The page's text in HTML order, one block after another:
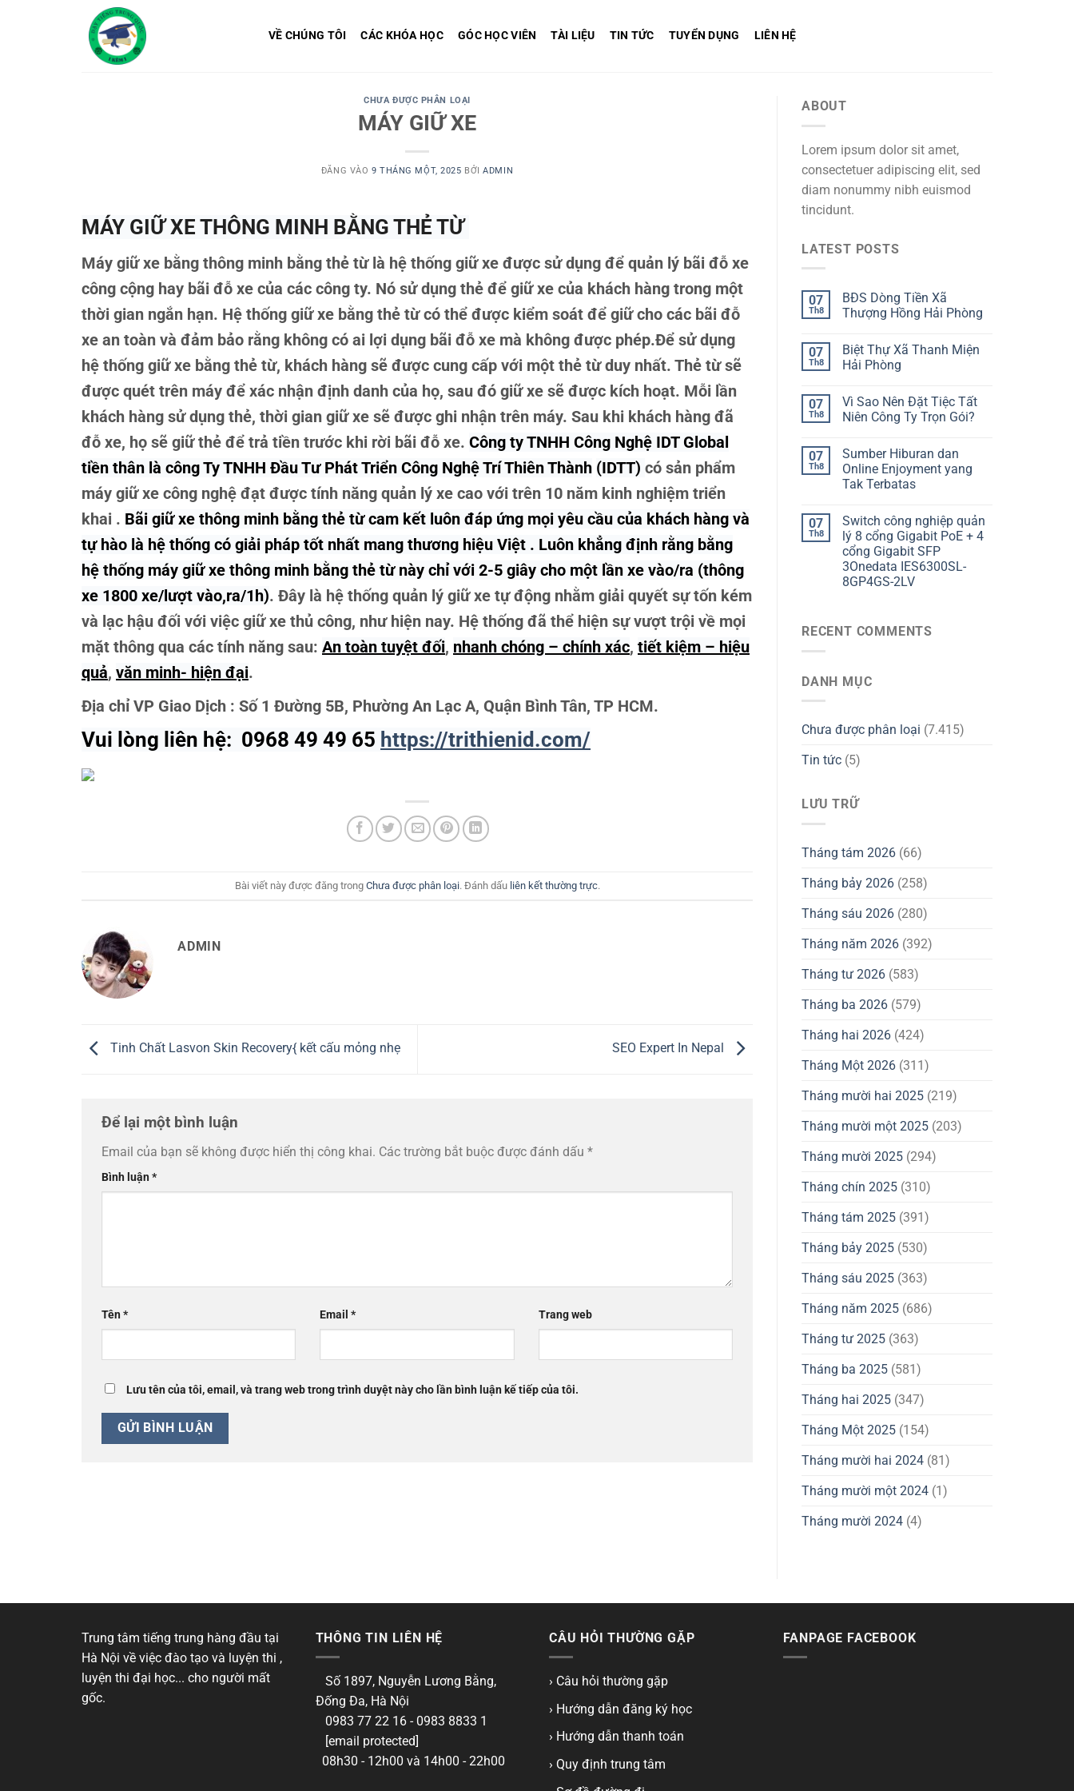
VỀ CHÚNG TÔI CÁC KHÓA HỌC GÓC HỌC VIÊN TÀI LIỆU TIN TỨC TUYỂN DỤNG LIÊN HỆ
CHƯA ĐƯỢC PHÂN LOẠI
MÁY GIỮ XE
ĐĂNG VÀO 9 THÁNG MỘT, 2025 BỞIADMIN
MÁY GIỮ XE THÔNG MINH BẰNG THẺ TỪ
Máy giữ xe bằng thông minh bằng thẻ từ là hệ thống giữ xe được sử dụng để quản lý bãi đỗ xe
công cộng hay bãi đỗ xe của các công ty. Nó sử dụng thẻ để giữ xe của khách hàng trong một
thời gian ngắn hạn. Hệ thống giữ xe bằng thẻ từ có thể được kiểm soát để giữ cho các bãi đỗ
xe an toàn và đảm bảo rằng không có ai lợi dụng bãi đỗ xe mà không được phép.Để sử dụng
hệ thống giữ xe bằng thẻ từ, khách hàng sẽ được cung cấp với một thẻ từ duy nhất. Thẻ từ sẽ
được quét trên máy để xác nhận định danh của họ, sau đó giữ xe sẽ được kích hoạt. Mỗi lần
khách hàng sử dụng thẻ, thời gian giữ xe sẽ được ghi nhận trên máy. Sau khi khách hàng đã
đỗ xe, họ sẽ giữ thẻ để trả tiền trước khi rời bãi đỗ xe. Công ty TNHH Công Nghệ IDT Global
tiền thân là công Ty TNHH Đầu Tư Phát Triển Công Nghệ Trí Thiên Thành (IDTT) có sản phẩm
máy giữ xe công nghệ đạt được tính năng quản lý xe cao với trên 10 năm kinh nghiệm triển
khai . Bãi giữ xe thông minh bằng thẻ từ cam kết luôn đáp ứng mọi yêu cầu của khách hàng và
tự hào là hệ thống có giải pháp tốt nhất mang thương hiệu Việt . Luôn khẳng định rằng bằng
hệ thống máy giữ xe thông minh bằng thẻ từ này chỉ với 2-5 giây cho một lần xe vào/ra (thông
xe 1800 xe/lượt vào,ra/1h). Đây là hệ thống quản lý giữ xe tự động nhằm giải quyết sự tốn kém
và lạc hậu đối với việc giữ xe thủ công, như hiện nay. Hệ thống đã thể hiện sự vượt trội về mọi
mặt thông qua các tính năng sau: An toàn tuyệt đối, nhanh chóng – chính xác, tiết kiệm – hiệu
quả, văn minh- hiện đại.
Địa chỉ VP Giao Dịch : Số 1 Đường 5B, Phường An Lạc A, Quận Bình Tân, TP HCM.
Vui lòng liên hệ: 0968 49 49 65 https://trithienid.com/
Bài viết này được đăng trong Chưa được phân loại. Đánh dấu liên kết thường trực.
ADMIN
Tinh Chất Lasvon Skin Recovery{ kết cấu mỏng nhẹ SEO Expert In Nepal
Để lại một bình luận
Email của bạn sẽ không được hiển thị công khai. Các trường bắt buộc được đánh dấu *
Bình luận*
Tên* Email* Trang web
Lưu tên của tôi, email, và trang web trong trình duyệt này cho lần bình luận kế tiếp của tôi.
ABOUT
Lorem ipsum dolor sit amet,
consectetuer adipiscing elit, sed
diam nonummy nibh euismod
tincidunt.
LATEST POSTS
07
Th8
BĐS Dòng Tiền Xã
Thượng Hồng Hải Phòng
07
Th8
Biệt Thự Xã Thanh Miện
Hải Phòng
07
Th8
Vì Sao Nên Đặt Tiệc Tất
Niên Công Ty Trọn Gói?
07
Th8
Sumber Hiburan dan
Online Enjoyment yang
Tak Terbatas
07
Th8
Switch công nghiệp quản
lý 8 cổng Gigabit PoE + 4
cổng Gigabit SFP
3Onedata IES6300SL-
8GP4GS-2LV
RECENT COMMENTS
DANH MỤC
Chưa được phân loại (7.415)
Tin tức (5)
LƯU TRỮ
Tháng tám 2026 (66)
Tháng bảy 2026 (258)
Tháng sáu 2026 (280)
Tháng năm 2026 (392)
Tháng tư 2026 (583)
Tháng ba 2026 (579)
Tháng hai 2026 (424)
Tháng Một 2026 (311)
Tháng mười hai 2025 (219)
Tháng mười một 2025 (203)
Tháng mười 2025 (294)
Tháng chín 2025 (310)
Tháng tám 2025 (391)
Tháng bảy 2025 (530)
Tháng sáu 2025 (363)
Tháng năm 2025 (686)
Tháng tư 2025 (363)
Tháng ba 2025 (581)
Tháng hai 2025 (347)
Tháng Một 2025 (154)
Tháng mười hai 2024 (81)
Tháng mười một 2024 (1)
Tháng mười 2024 (4)
Trung tâm tiếng trung hàng đầu tại
Hà Nội về việc đào tạo và luyện thi ,
luyện thi đại học... cho người mất
gốc.
THÔNG TIN LIÊN HỆ
Số 1897, Nguyễn Lương Bằng,
Đống Đa, Hà Nội
0983 77 22 16 - 0983 8833 1
[email protected]
08h30 - 12h00 và 14h00 - 22h00
CÂU HỎI THƯỜNG GẶP
› Câu hỏi thường gặp
› Hướng dẫn đăng ký học
› Hướng dẫn thanh toán
› Quy định trung tâm
FANPAGE FACEBOOK